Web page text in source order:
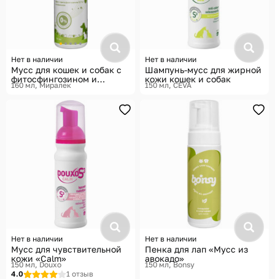
Нет в наличии
Мусс для кошек и собак с
фитосфингозином и
скваленом «СкинВет Seb»
160 мл Миралек
Нет в наличии
Шампунь-мусс для жирной
кожи кошек и собак
150 мл CEVA
Нет в наличии
Мусс для чувствительной
кожи «Calm»
150 мл Douxo
4.0
1 отзыв
Нет в наличии
Пенка для лап «Мусс из
авокадо»
150 мл Bonsy